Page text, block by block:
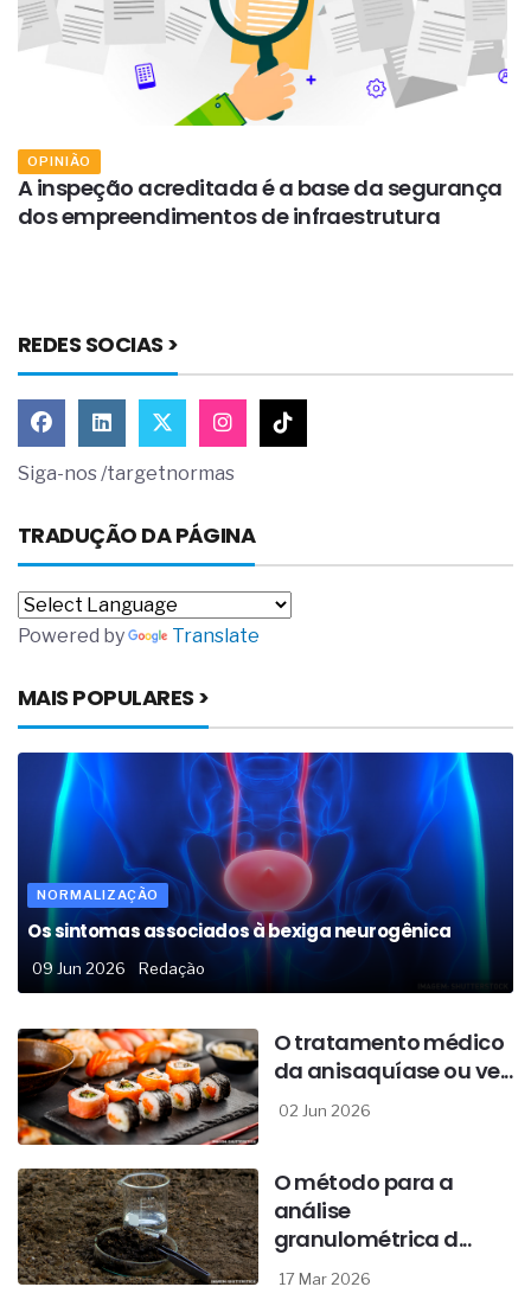
OPINIÃO
A inspeção acreditada é a base da segurança
dos empreendimentos de infraestrutura
REDES SOCIAS >
Siga-nos /targetnormas
TRADUÇÃO DA PÁGINA
Powered by Translate
MAIS POPULARES >
NORMALIZAÇÃO
Os sintomas associados à bexiga neurogênica
09 Jun 2026 Redação
O tratamento médico
da anisaquíase ou ve...
02 Jun 2026
O método para a
análise
granulométrica d...
17 Mar 2026